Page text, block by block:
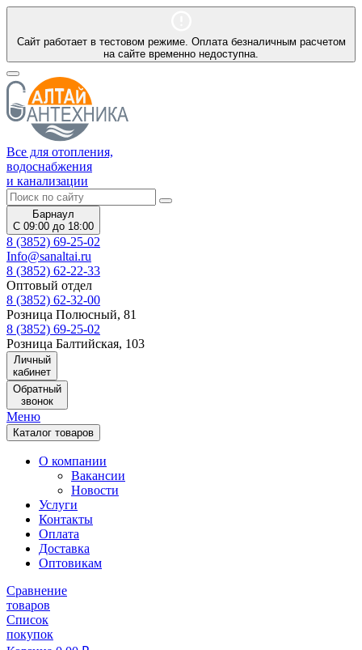
Сайт работает в тестовом режиме. Оплата безналичным расчетом
на сайте временно недоступна.
Все для отопления,
водоснабжения
и канализации
Барнаул
С 09:00 до 18:00
8 (3852) 69-25-02
Info@sanaltai.ru
8 (3852) 62-22-33
Оптовый отдел
8 (3852) 62-32-00
Розница Полюсный, 81
8 (3852) 69-25-02
Розница Балтийская, 103
Личный
кабинет
Обратный
звонок
Меню
Каталог товаров
О компании
Вакансии
Новости
Услуги
Контакты
Оплата
Доставка
Оптовикам
Сравнение
товаров
Список
покупок